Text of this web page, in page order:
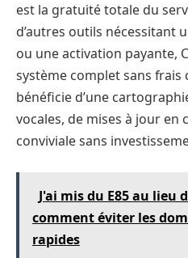
est la gratuité totale du
d’autres outils nécessitant
ou une activation payante,
système complet sans frais
bénéficie d’une
vocales, de mises à jour en
conviviale sans
J'ai mis du E85 au lieu
comment éviter les
rapides